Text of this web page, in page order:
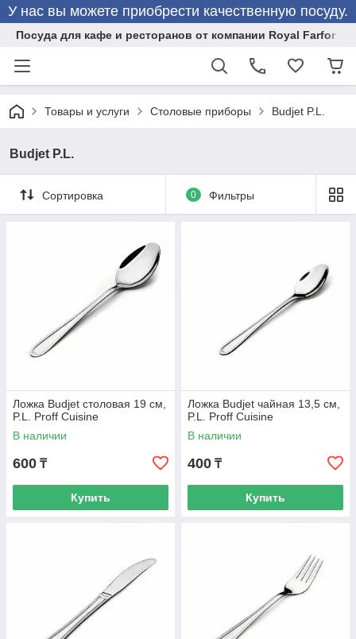
У нас вы можете приобрести качественную посуду.
Посуда для кафе и ресторанов от компании Royal Farfor
Товары и услуги Столовые приборы Budjet P.L.
Budjet P.L.
Сортировка 0 Фильтры
Ложка Budjet столовая 19 см,
P.L. Proff Cuisine
В наличии
600 ₸
Купить
Ложка Budjet чайная 13,5 см,
P.L. Proff Cuisine
В наличии
400 ₸
Купить